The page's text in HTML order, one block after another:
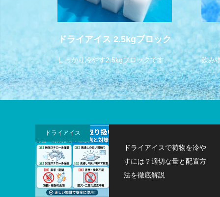
ドライアイス 2.5kgブロック
しっかり冷やす2.5kgブロックです。 飲み
ドライアイス
ドライアイスで荷物を冷や
すには？適切な量と配置方
法を徹底解説